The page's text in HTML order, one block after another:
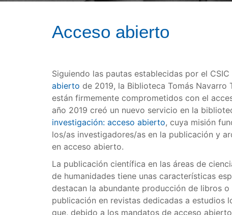
Acceso abierto
Siguiendo las pautas establecidas por el CSIC
abierto de 2019, la Biblioteca Tomás Navarro
están firmemente comprometidos con el
año 2019 creó un nuevo servicio en la
investigación: acceso abierto, cuya misión
los/as investigadores/as en la publicación y
en acceso abierto.
La publicación científica en las áreas de
de humanidades tiene unas características
destacan la abundante producción de libros
publicación en revistas dedicadas a estudios
que, debido a los mandatos de acceso